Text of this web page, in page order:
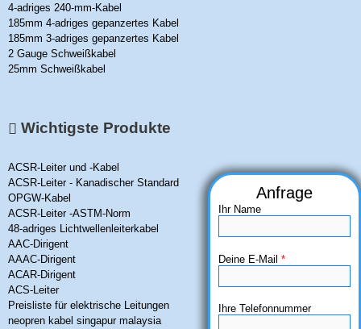
4-adriges 240-mm-Kabel
185mm 4-adriges gepanzertes Kabel
185mm 3-adriges gepanzertes Kabel
2 Gauge Schweißkabel
25mm Schweißkabel
Wichtigste Produkte
ACSR-Leiter und -Kabel
ACSR-Leiter - Kanadischer Standard
OPGW-Kabel
ACSR-Leiter -ASTM-Norm
48-adriges Lichtwellenleiterkabel
AAC-Dirigent
AAAC-Dirigent
ACAR-Dirigent
ACS-Leiter
Preisliste für elektrische Leitungen
neopren kabel singapur malaysia
Ihr Name
Deine E-Mail *
Ihre Telefonnummer